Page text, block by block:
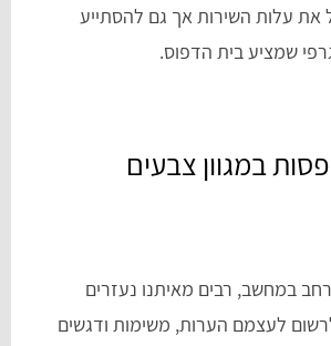
את עלות השירות אך גם להסתייע
שמציע בית הדפוס.
במגוון צבעים
במחשב, רבים מאיתנו נעזרים
לעצמם הערות, משימות ודגשים